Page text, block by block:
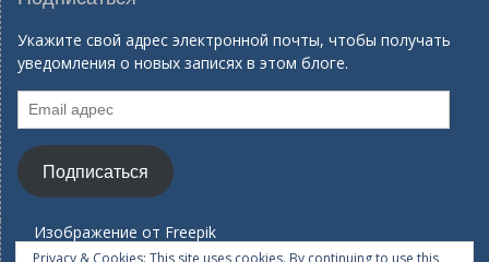
Privacy & Cookies: This site uses cookies. By continuing to use this
Укажите свой адрес электронной почты, чтобы получать
уведомления о новых записях в этом блоге.
Email
адрес
Подписаться
Изображение от Freepik